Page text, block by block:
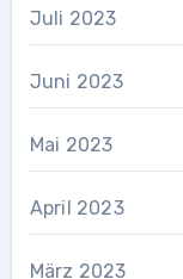
Juli 2023
Juni 2023
Mai 2023
April 2023
März 2023